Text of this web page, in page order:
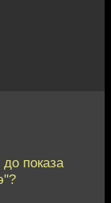
показа